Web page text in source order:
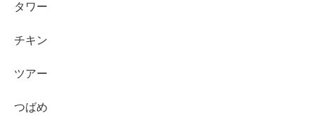
タワー
チキン
ツアー
つばめ